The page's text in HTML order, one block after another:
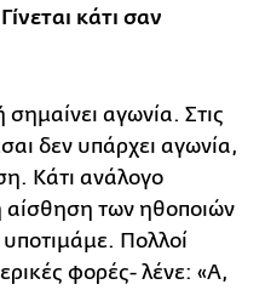
κάτι σαν
αγωνία. Στις
δεν υπάρχει αγωνία,
Κάτι ανάλογο
αίσθηση των ηθοποιών
Πολλοί
φορές- λένε: «Α,